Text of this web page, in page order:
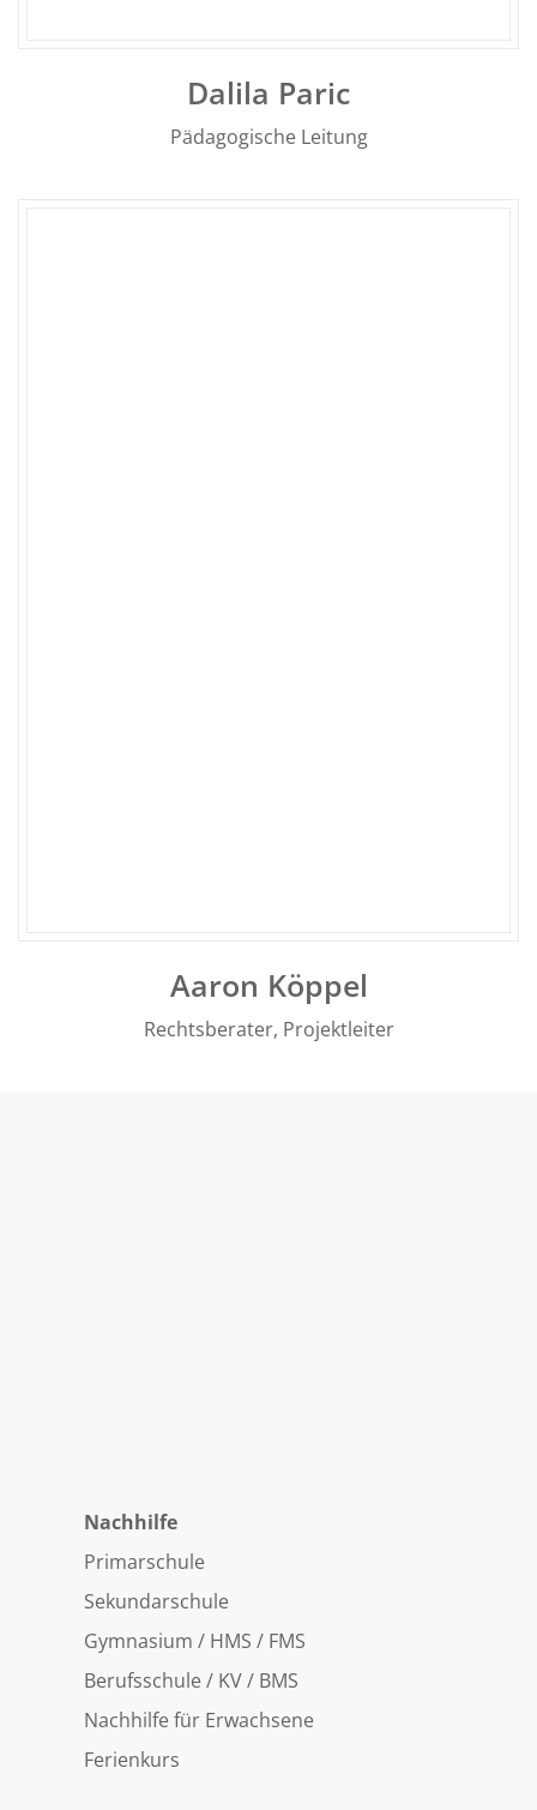
Dalila Paric
Pädagogische Leitung
Aaron Köppel
Rechtsberater, Projektleiter
Nachhilfe
Primarschule
Sekundarschule
Gymnasium / HMS / FMS
Berufsschule / KV / BMS
Nachhilfe für Erwachsene
Ferienkurs